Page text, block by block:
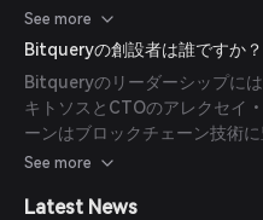
理し、サブ秒の応答時間を実
ントを通じてDeFiエコシステ
す。
See more
Bitqueryの創設者は誰ですか？
Bitqueryのリーダーシップに
キトソスとCTOのアレクセイ
ーンはブロックチェーン技術
データ分析とインフラ開発に
See more
Latest News